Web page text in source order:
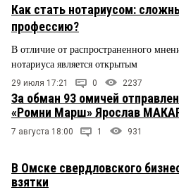
Как стать нотариусом:
профессию?
В отличие от распространенного
нотариуса является открытым
29 июля 17:21 0 2237
За обман 93 омичей
«Ромни Марш» Ярослав
7 августа 18:00 1 931
В Омске свердловского
взятки